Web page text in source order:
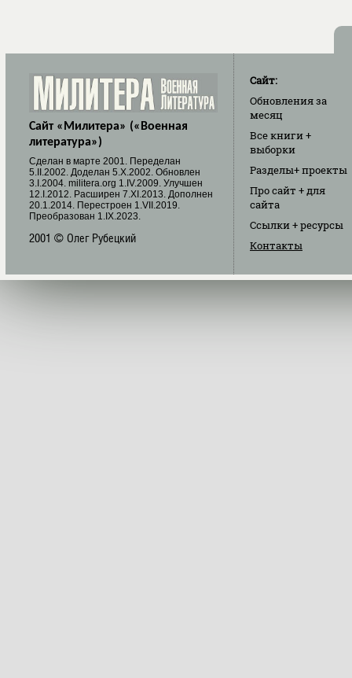
Сайт «Милитера» («Военная
литература»)
Cделан в марте 2001. Переделан
5.II.2002. Доделан 5.X.2002. Обновлен
3.I.2004. militera.org 1.IV.2009. Улучшен
12.I.2012. Расширен 7.XI.2013. Дополнен
20.1.2014. Перестроен 1.VII.2019.
Преобразован 1.IX.2023.
2001 © Олег Рубецкий
Сайт:
Обновленияза
месяц
Все книги+
выборки
Разделы+ проекты
Про сайт + для
сайта
Ссылки+ ресурсы
Контакты